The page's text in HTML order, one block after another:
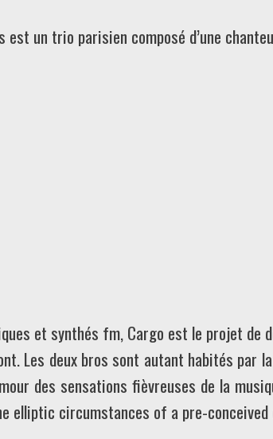
un trio parisien composé d’une
et synthés fm, Cargo est le projet de
Les deux bros sont autant habités
des sensations fièvreuses de la
elliptic circumstances of a pre-conceived